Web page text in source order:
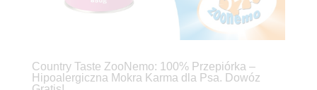
Country Taste ZooNemo: 100% Przepiórka –
Hipoalergiczna Mokra Karma dla Psa. Dowóz